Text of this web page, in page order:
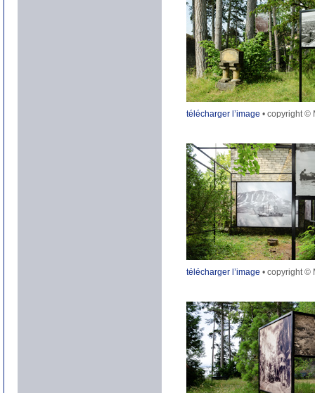
télécharger l’image • copyright ©
télécharger l’image • copyright ©